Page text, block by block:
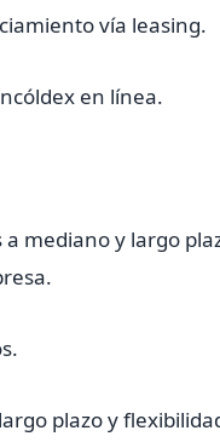
vía leasing.
en línea.
mediano y largo
plazo y